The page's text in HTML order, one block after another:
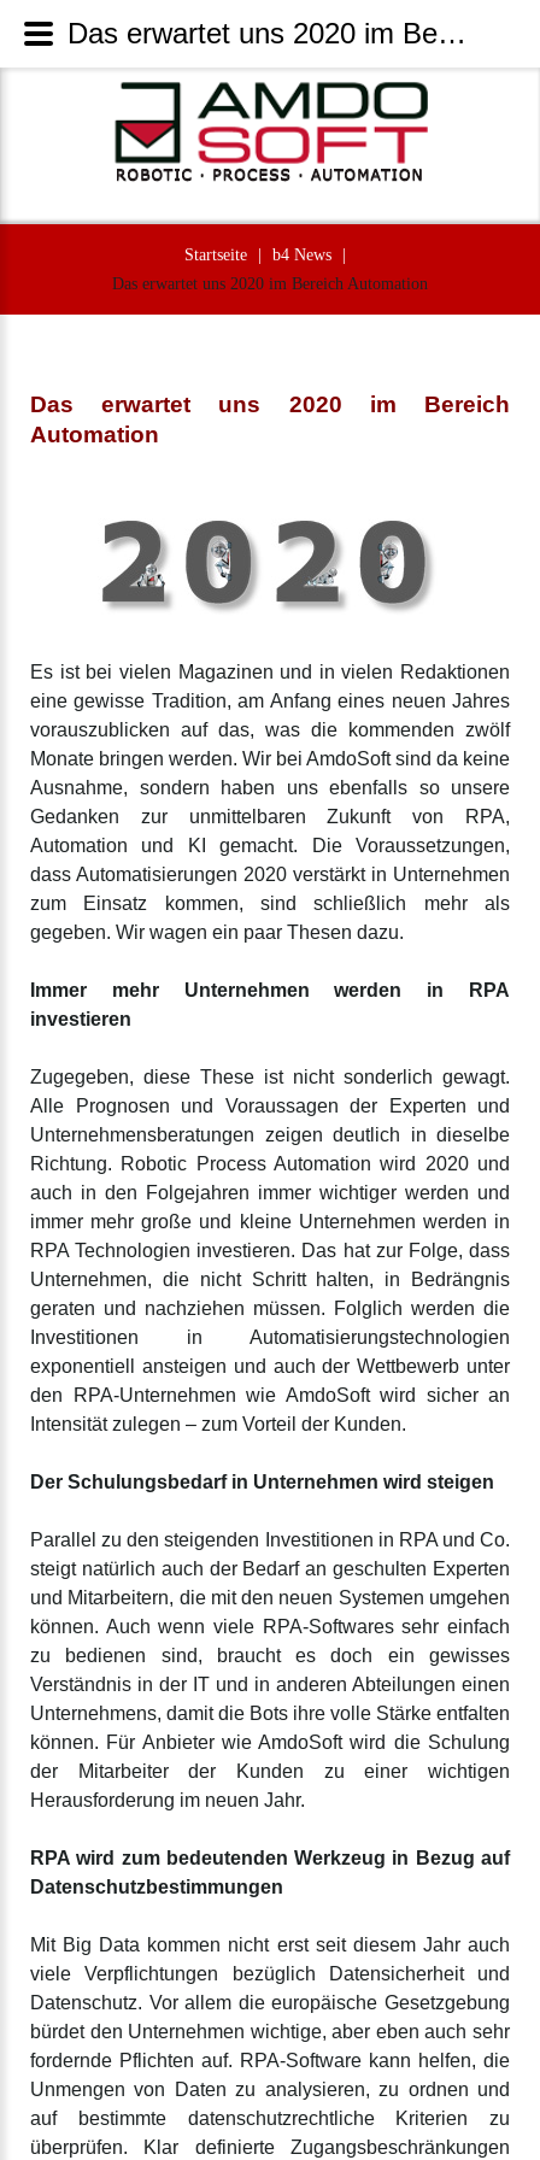
Startseite b4 News
Das erwartet uns 2020 im Bereich Automation
Das erwartet uns 2020 im Bereich
Automation
Es ist bei vielen Magazinen und in vielen Redaktionen
eine gewisse Tradition, am Anfang eines neuen Jahres
vorauszublicken auf das, was die kommenden zwölf
Monate bringen werden. Wir bei AmdoSoft sind da keine
Ausnahme, sondern haben uns ebenfalls so unsere
Gedanken zur unmittelbaren Zukunft von RPA,
Automation und KI gemacht. Die Voraussetzungen,
dass Automatisierungen 2020 verstärkt in Unternehmen
zum Einsatz kommen, sind schließlich mehr als
gegeben. Wir wagen ein paar Thesen dazu.
Immer mehr Unternehmen werden in RPA
investieren
Zugegeben, diese These ist nicht sonderlich gewagt.
Alle Prognosen und Voraussagen der Experten und
Unternehmensberatungen zeigen deutlich in dieselbe
Richtung. Robotic Process Automation wird 2020 und
auch in den Folgejahren immer wichtiger werden und
immer mehr große und kleine Unternehmen werden in
RPA Technologien investieren. Das hat zur Folge, dass
Unternehmen, die nicht Schritt halten, in Bedrängnis
geraten und nachziehen müssen. Folglich werden die
Investitionen in Automatisierungstechnologien
exponentiell ansteigen und auch der Wettbewerb unter
den RPA-Unternehmen wie AmdoSoft wird sicher an
Intensität zulegen – zum Vorteil der Kunden.
Der Schulungsbedarf in Unternehmen wird steigen
Parallel zu den steigenden Investitionen in RPA und Co.
steigt natürlich auch der Bedarf an geschulten Experten
und Mitarbeitern, die mit den neuen Systemen umgehen
können. Auch wenn viele RPA-Softwares sehr einfach
zu bedienen sind, braucht es doch ein gewisses
Verständnis in der IT und in anderen Abteilungen einen
Unternehmens, damit die Bots ihre volle Stärke entfalten
können. Für Anbieter wie AmdoSoft wird die Schulung
der Mitarbeiter der Kunden zu einer wichtigen
Herausforderung im neuen Jahr.
RPA wird zum bedeutenden Werkzeug in Bezug auf
Datenschutzbestimmungen
Mit Big Data kommen nicht erst seit diesem Jahr auch
viele Verpflichtungen bezüglich Datensicherheit und
Datenschutz. Vor allem die europäische Gesetzgebung
bürdet den Unternehmen wichtige, aber eben auch sehr
fordernde Pflichten auf. RPA-Software kann helfen, die
Unmengen von Daten zu analysieren, zu ordnen und
auf bestimmte datenschutzrechtliche Kriterien zu
überprüfen. Klar definierte Zugangsbeschränkungen
Das erwartet uns 2020 im Bereich Automation | AmdoSoft Systems